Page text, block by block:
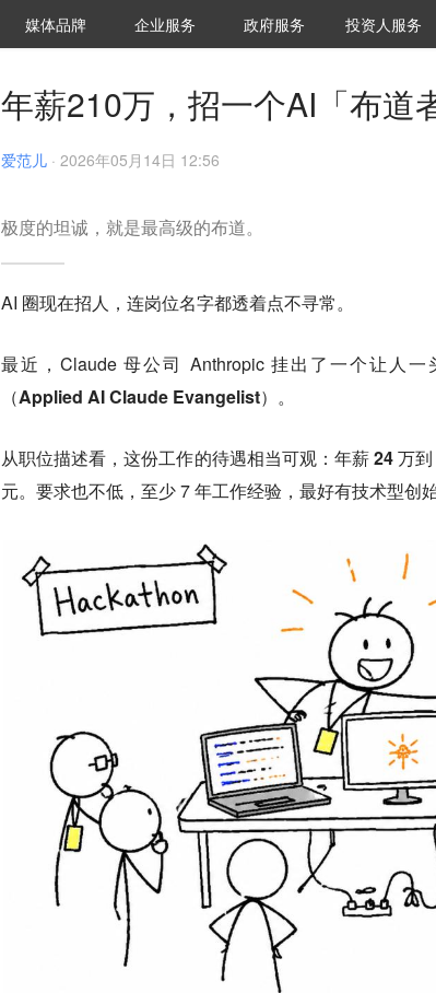
媒体品牌 36Kr研究院
企业服务 城市之窗
政府服务 VClub投资机构库
投资机构职位推介
投资人服务
年薪210万，招一个AI「布道
爱范儿 · 2026年05月14日 12:56
极度的坦诚，就是最高级的布道。
AI 圈现在招人，连岗位名字都透着点不寻常。
最近，Claude 母公司 Anthropic 挂出了一个让人一
（Applied AI Claude Evangelist）。
从职位描述看，这份工作的待遇相当可观： 年薪 24 万
元。要求也不低，至少 7 年工作经验，最好有技术型创